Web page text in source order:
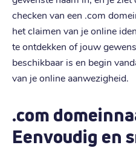
checken van een .com
het claimen van je online
te ontdekken of jouw
beschikbaar is en begin
van je online aanwezigheid.
.com
Eenvoudig en